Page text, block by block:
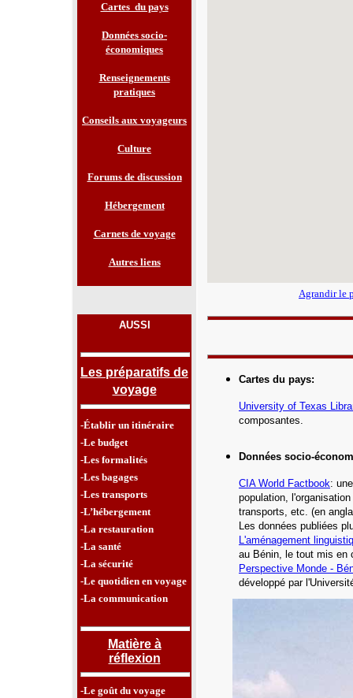
Cartes du pays
Données socio-
économiques
Renseignements
pratiques
Conseils aux voyageurs
Culture
Forums de discussion
Hébergement
Carnets de voyage
Autres liens
AUSSI
Les préparatifs de
voyage
-Établir un itinéraire
-Le budget
-Les formalités
-Les bagages
-Les transports
-L’hébergement
-La restauration
-La santé
-La sécurité
-Le quotidien en voyage
-La communication
Matière à
réflexion
-Le goût du voyage
Agrandir le
Cartes du pays:
University of Texas
composantes.
Données socio-
CIAWorld Factbook:
population,
transports, etc. (en
Les données publiées
L'aménagement
au Bénin, le tout mis en
Perspective Monde -
développé par